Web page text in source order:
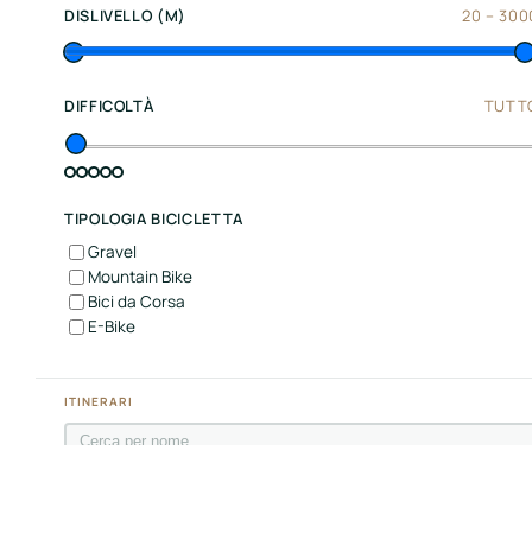
Center
Italy
Italy
Hotels
Unisciti
LBH
Login
DISLIVELLO (M) 20 –
DIFFICOLTÀ
TIPOLOGIA BICICLETTA
Gravel
Mountain Bike
Bici da Corsa
E-Bike
ITINERARI